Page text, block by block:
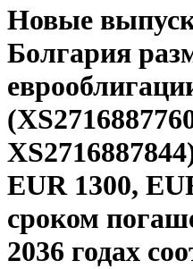
Новые
Болгария
EUR 1300,
сроком
2036 годах